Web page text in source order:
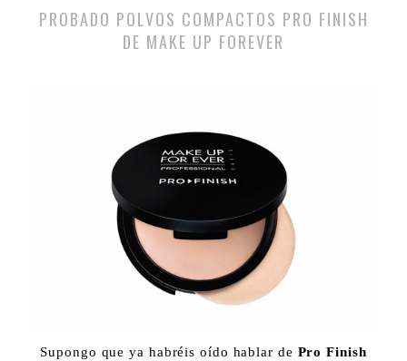
PROBADO POLVOS COMPACTOS PRO FINISH
DE MAKE UP FOREVER
Supongo que ya habréis oído hablar de Pro Finish